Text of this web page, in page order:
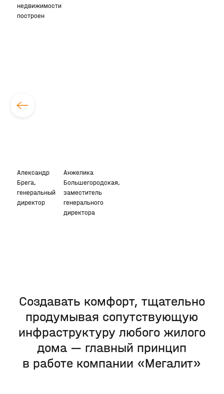
недвижимости
построен
Александр
Брега,
генеральный
директор
Анжелика
Большегородская,
заместитель
генерального
директора
Создавать комфорт, тщательно
продумывая сопутствующую
инфраструктуру любого жилого
дома — главный принцип
в работе компании «Мегалит»